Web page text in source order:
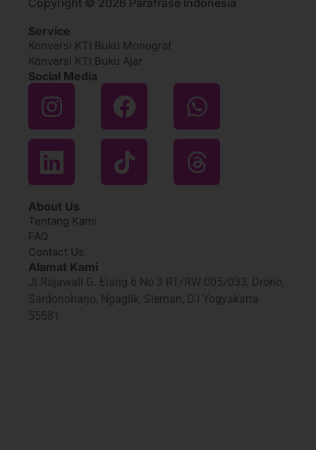
Copyright © 2026 Parafrase Indonesia
Service
Konversi KTI Buku Monograf
Konversi KTI Buku Ajar
Social Media
About Us
Tentang Kami
FAQ
Contact Us
Alamat Kami
Jl.Rajawali G. Elang 6 No 3 RT/RW 005/033, Drono,
Sardonoharjo, Ngaglik, Sleman, D.I Yogyakarta
55581